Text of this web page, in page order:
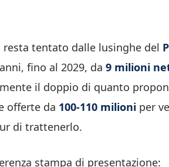
resta tentato dalle lusinghe del
fino al 2029, da 9 milioni
il doppio di quanto
offerte da 100-110 milioni per
di trattenerlo.
stampa di presentazione: